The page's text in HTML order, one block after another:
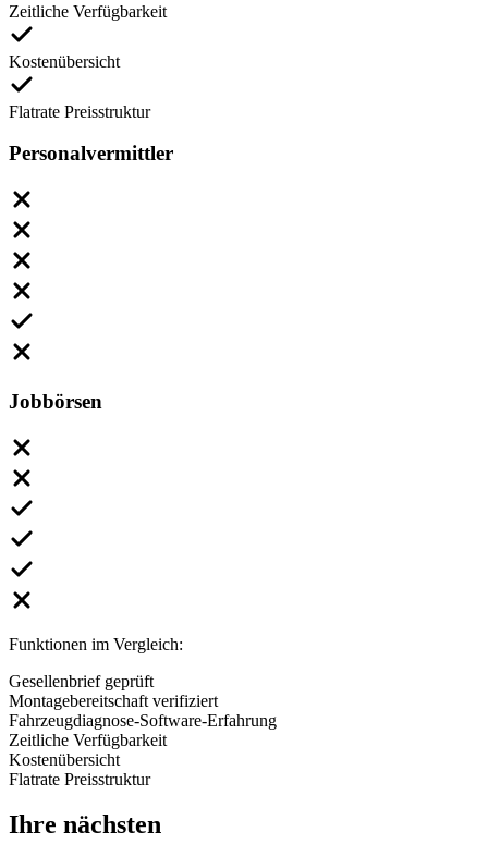
Zeitliche Verfügbarkeit
Kostenübersicht
Flatrate Preisstruktur
Personalvermittler
Jobbörsen
Funktionen im Vergleich:
Gesellenbrief geprüft
Montagebereitschaft verifiziert
Fahrzeugdiagnose-Software-Erfahrung
Zeitliche Verfügbarkeit
Kostenübersicht
Flatrate Preisstruktur
Ihre nächsten